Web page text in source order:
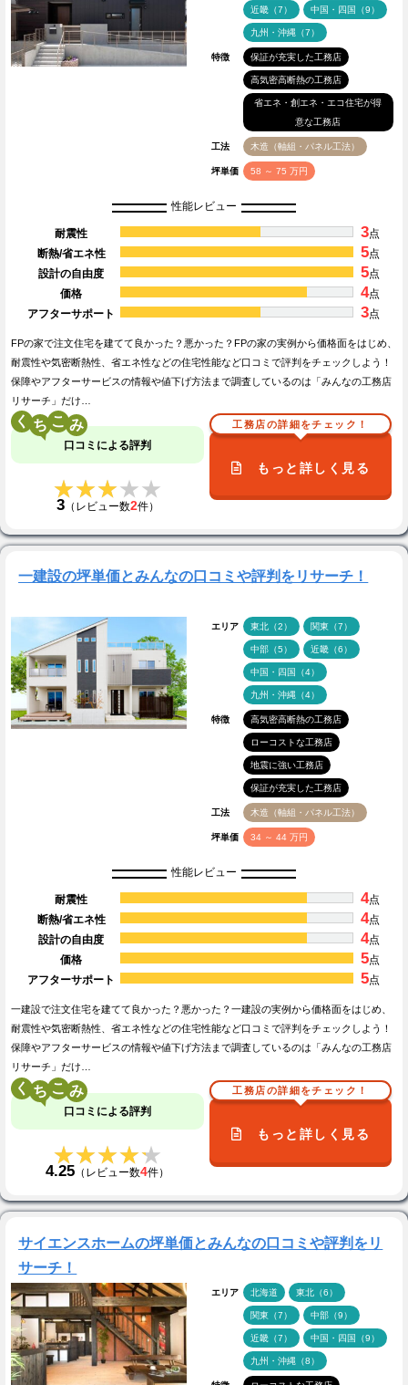
近畿（7） 中国・四国（9）
九州・沖縄（7）
特徴 保証が充実した工務店
高気密高断熱の工務店
省エネ・創エネ・エコ住宅が得
意な工務店
工法 木造（軸組・パネル工法）
坪単価 58 ～ 75 万円
性能レビュー
耐震性 3点
断熱/省エネ性
5点
設計の自由度
5点
価格
4点
アフターサポート
3点
FPの家で注文住宅を建てて良かった？悪かった？FPの家の実例から価格面をはじめ、
耐震性や気密断熱性、省エネ性などの住宅性能など口コミで評判をチェックしよう！
保障やアフターサービスの情報や値下げ方法まで調査しているのは「みんなの工務店
リサーチ」だけ…
く こ
口コミによる評判
★★★★★
★★★★★
3（レビュー数2件）
工務店の詳細をチェック！
もっと詳しく見る
一建設の坪単価とみんなの口コミや評判をリサーチ！
エリア 東北（2） 関東（7）
中部（5） 近畿（6）
中国・四国（4）
九州・沖縄（4）
特徴 高気密高断熱の工務店
ローコストな工務店
地震に強い工務店
保証が充実した工務店
工法 木造（軸組・パネル工法）
坪単価 34 ～ 44 万円
性能レビュー
耐震性 4点
断熱/省エネ性
4点
設計の自由度
4点
価格
5点
アフターサポート
5点
一建設で注文住宅を建てて良かった？悪かった？一建設の実例から価格面をはじめ、
耐震性や気密断熱性、省エネ性などの住宅性能など口コミで評判をチェックしよう！
保障やアフターサービスの情報や値下げ方法まで調査しているのは「みんなの工務店
リサーチ」だけ…
く こ
口コミによる評判
★★★★★
★★★★★
4.25 （レビュー数4件）
工務店の詳細をチェック！
もっと詳しく見る
サイエンスホームの坪単価とみんなの口コミや評判をリ
サーチ！
エリア 北海道 東北（6）
関東（7） 中部（9）
近畿（7） 中国・四国（9）
九州・沖縄（8）